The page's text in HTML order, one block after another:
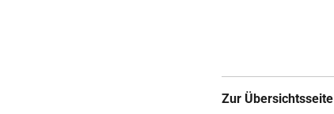
Zur Übersichtsseite